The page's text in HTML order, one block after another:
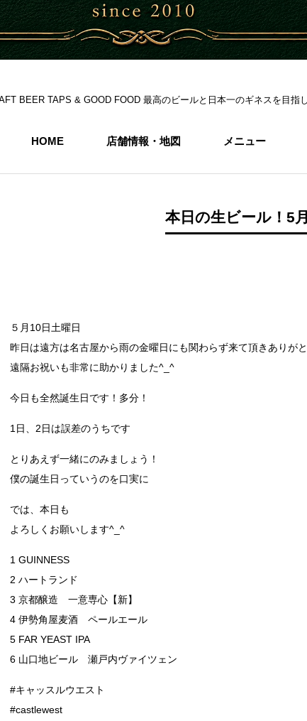
BEER TAPS & GOOD FOOD 最高のビールと日本一のギネスを目指
HOME 店舗情報・地図 メニュー
本日の生ビール！5
５月10日土曜日
昨日は遠方は名古屋から雨の金曜日にも関わらず来て頂きありが
遠隔お祝いも非常に助かりました^_^
今日も全然誕生日です！多分！
1日、2日は誤差のうちです
とりあえず一緒にのみましょう！
僕の誕生日っていうのを口実に
では、本日も
よろしくお願いします^_^
1 GUINNESS
2 ハートランド
3 京都醸造 一意専心【新】
4 伊勢角屋麦酒 ペールエール
5 FAR YEAST IPA
6 山口地ビール 瀬戸内ヴァイツェン
#キャッスルウエスト
#castlewest